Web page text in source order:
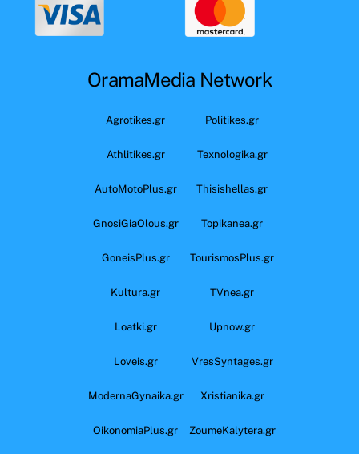
OramaMedia Network
Agrotikes.gr Politikes.gr
Athlitikes.gr Texnologika.gr
AutoMotoPlus.gr Thisishellas.gr
GnosiGiaOlous.gr Topikanea.gr
GoneisPlus.gr TourismosPlus.gr
Kultura.gr TVnea.gr
Loatki.gr Upnow.gr
Loveis.gr VresSyntages.gr
ModernaGynaika.gr Xristianika.gr
OikonomiaPlus.gr ZoumeKalytera.gr